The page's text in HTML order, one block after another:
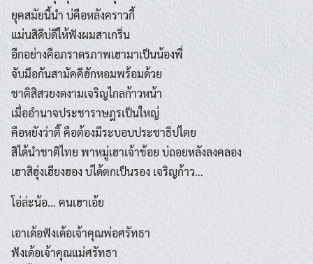
ยุคสมัยนี้นำ บ่คือหลังคราวกี้
แม่นสิดีบ่ดีให้ฟังผมสาเกริ่น
อีกอย่างคือภราดรภาพเฮามาเป็นน้องพี่
จับมือกันสามัคคีฮักหอมพร้อมด้วย
ชาติสิสวยงดงามเจริญไกลก้าวหน้า
เมื่ออำนาจประชาราษฎรเป็นใหญ่
คือหยังว่าติ๊ คือต้องมีระบอบประชาธิปไตย
สิได้นำชาติไทย พาหมู่เฮาเจ้าข้อย บ่ถอยหลังลงคลอง
เฮาสิฮุ่งเฮียงฮอง บ่ได้ตกเป็นรอง เจริญก้าว…
โอ่ล่ะน้อ… คนเฮาเอ้ย
เอาเด้อฟังเด้อเจ้าคุณพ่อศรัทธา
ฟังเด้อเจ้าคุณแม่ศรัทธา